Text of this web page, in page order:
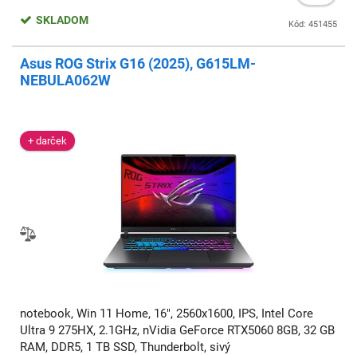
Kód: 451455
SKLADOM
Asus ROG Strix G16 (2025), G615LM-
NEBULA062W
+ darček
notebook, Win 11 Home, 16", 2560x1600, IPS, Intel Core
Ultra 9 275HX, 2.1GHz, nVidia GeForce RTX5060 8GB, 32 GB
RAM, DDR5, 1 TB SSD, Thunderbolt, sivý